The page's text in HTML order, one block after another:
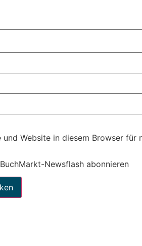
und Website in diesem Browser für
Newsflash abonnieren